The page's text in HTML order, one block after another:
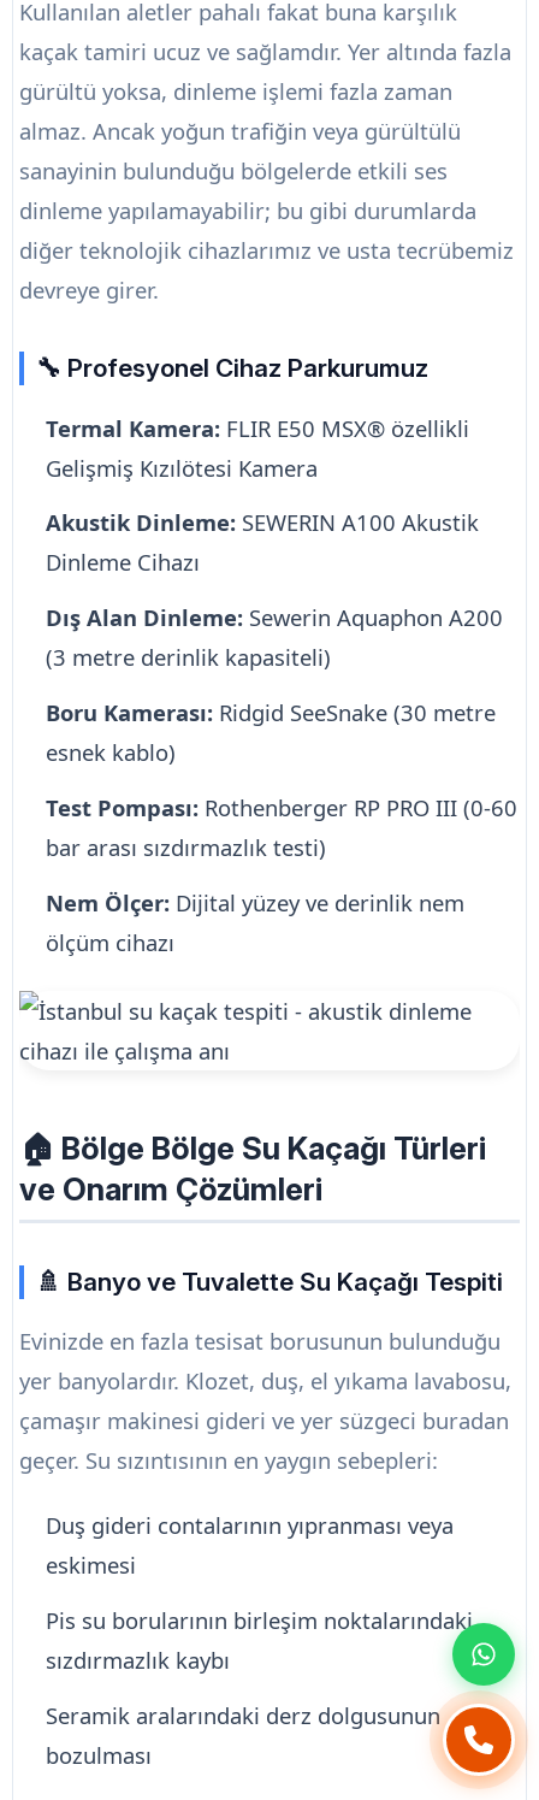
Kullanılan aletler pahalı fakat buna karşılık
kaçak tamiri ucuz ve sağlamdır. Yer altında fazla
gürültü yoksa, dinleme işlemi fazla zaman
almaz. Ancak yoğun trafiğin veya gürültülü
sanayinin bulunduğu bölgelerde etkili ses
dinleme yapılamayabilir; bu gibi durumlarda
diğer teknolojik cihazlarımız ve usta tecrübemiz
devreye girer.
🔧 Profesyonel Cihaz Parkurumuz
Termal Kamera: FLIR E50 MSX® özellikli
Gelişmiş Kızılötesi Kamera
Akustik Dinleme: SEWERIN A100 Akustik
Dinleme Cihazı
Dış Alan Dinleme: Sewerin Aquaphon A200
(3 metre derinlik kapasiteli)
Boru Kamerası: Ridgid SeeSnake (30 metre
esnek kablo)
Test Pompası: Rothenberger RP PRO III (0-60
bar arası sızdırmazlık testi)
Nem Ölçer: Dijital yüzey ve derinlik nem
ölçüm cihazı
🏠 Bölge Bölge Su Kaçağı Türleri
ve Onarım Çözümleri
🚿 Banyo ve Tuvalette Su Kaçağı Tespiti
Evinizde en fazla tesisat borusunun bulunduğu
yer banyolardır. Klozet, duş, el yıkama lavabosu,
çamaşır makinesi gideri ve yer süzgeci buradan
geçer. Su sızıntısının en yaygın sebepleri:
Duş gideri contalarının yıpranması veya
eskimesi
Pis su borularının birleşim noktalarındaki
sızdırmazlık kaybı
Seramik aralarındaki derz dolgusunun
bozulması